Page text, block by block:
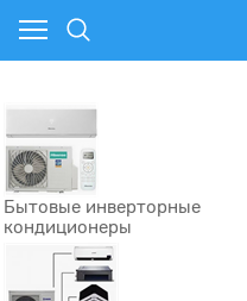
Бытовые инверторные
кондиционеры